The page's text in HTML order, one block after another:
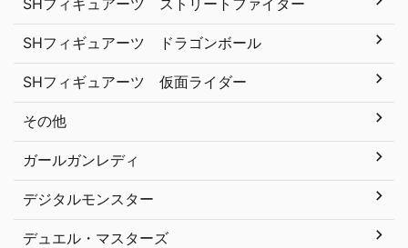
SHフィギュアーツ ストリートファイター
SHフィギュアーツ ドラゴンボール
SHフィギュアーツ 仮面ライダー
その他
ガールガンレディ
デジタルモンスター
デュエル・マスターズ